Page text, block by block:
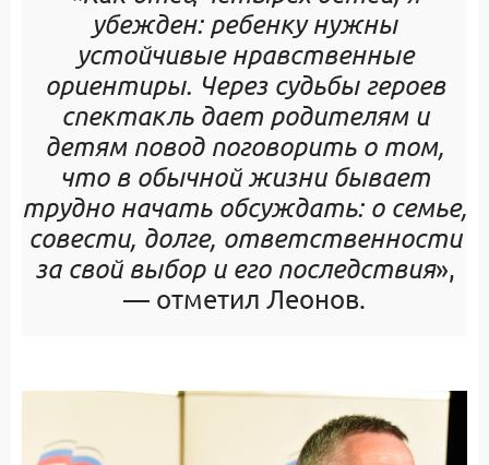
убежден: ребенку нужны
устойчивые нравственные
ориентиры. Через судьбы героев
спектакль дает родителям и
детям повод поговорить о том,
что в обычной жизни бывает
трудно начать обсуждать: о семье,
совести, долге, ответственности
за свой выбор и его последствия»,
— отметил Леонов.